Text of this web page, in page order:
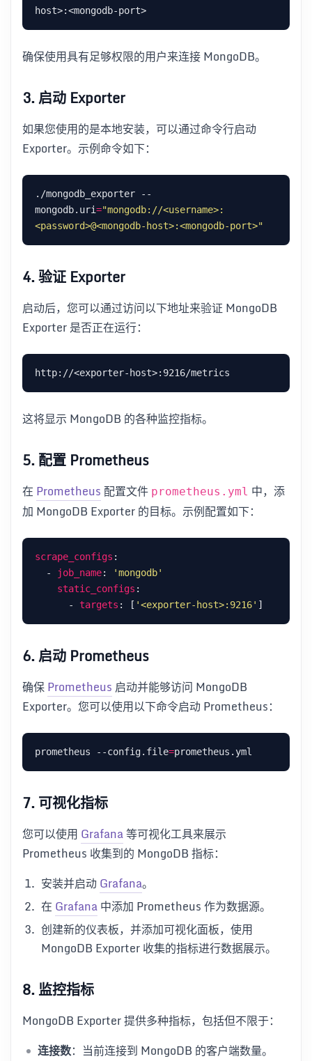
确保使用具有足够权限的用户来连接 MongoDB。
3.启动 Exporter
如果您使用的是本地安装，可以通过命令行启动
Exporter。示例命令如下：
./mongodb_exporter --
mongodb.uri="mongodb://<username>:
<password>@<mongodb-host>:<mongodb-port>"
4.验证 Exporter
启动后，您可以通过访问以下地址来验证 MongoDB
Exporter 是否正在运行：
这将显示 MongoDB 的各种监控指标。
5.配置 Prometheus
在 Prometheus 配置文件 prometheus.yml 中，添
加 MongoDB Exporter 的目标。示例配置如下：
scrape_configs
  -
job_name:
'mongodb'
static_configs
      -
targets : [ '<exporter-host>:9216'
6.启动 Prometheus
确保Prometheus 启动并能够访问 MongoDB
Exporter。您可以使用以下命令启动 Prometheus：
prometheus --config.file=
7.可视化指标
您可以使用 Grafana等可视化工具来展示
Prometheus 收集到的 MongoDB 指标：
安装并启动Grafana。
在 Grafana中添加 Prometheus 作为数据源。
创建新的仪表板，并添加可视化面板，使用
MongoDB Exporter 收集的指标进行数据展示。
8.监控指标
MongoDB Exporter 提供多种指标，包括但不限于：
连接数：当前连接到 MongoDB 的客户端数量。